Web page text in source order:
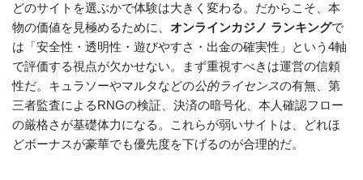
どのサイトを選ぶかで体験は大きく変わる。だからこそ、本
物の価値を見極めるために、 オンラインカジノ ランキングで
は「安全性・透明性・遊びやすさ・出金の確実性」という4軸
で評価する視点が欠かせない。まず重視すべきは運営の信頼
性だ。キュラソーやマルタなどの公的ライセンスの有無、第
三者監査によるRNGの検証、決済の暗号化、本人確認フロー
の厳格さが基礎体力になる。これらが弱いサイトは、どれほ
どボーナスが豪華でも優先度を下げるのが合理的だ。